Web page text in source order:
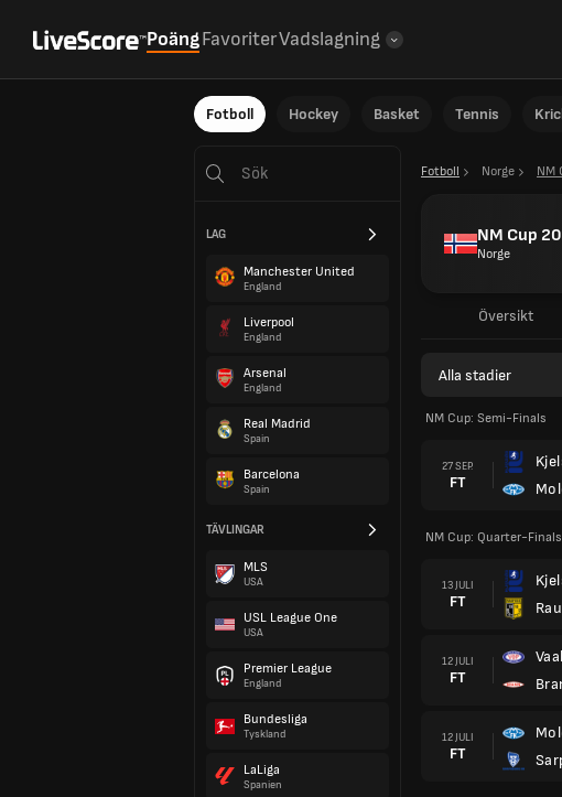
PoängFavoriterVadslagning
Fotboll Hockey Basket Tennis
LAG
Manchester United
England
Liverpool
England
Arsenal
England
Real Madrid
Spain
Barcelona
Spain
TÄVLINGAR
MLS
USA
USL League One
USA
Premier League
England
Bundesliga
Tyskland
LaLiga
Spanien
Fotboll Norge NM
NM Cup
Norge
Översikt
Alla stadier
NM Cup: Semi-Finals
27 SEP.
FT
NM Cup: Quarter-Finals
13 JULI
FT
12 JULI
FT
12 JULI
FT